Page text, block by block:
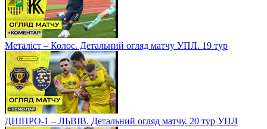
Металіст – Колос. Детальний огляд матчу УПЛ. 19 тур
ДНІПРО-1 – ЛЬВІВ. Детальний огляд матчу. 20 тур УПЛ